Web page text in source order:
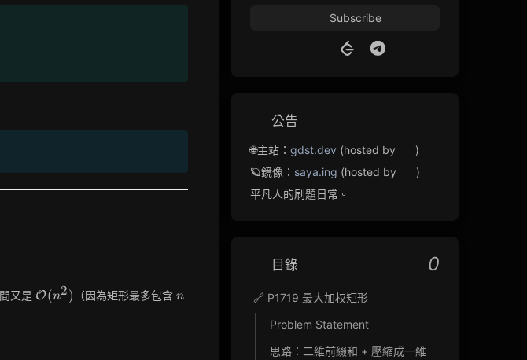
又是 \mathcal{O}
O(n2) （因為矩形最多包含 n^2
n
Subscribe
公告
🌐主站： gdst.dev (hosted by
)
🪐鏡像： saya.ing (hosted by
)
平凡人的刷題日常。
目錄 0
🔗 P1719 最大加权矩形
Problem Statement
思路：二維前綴和 + 壓縮成一維